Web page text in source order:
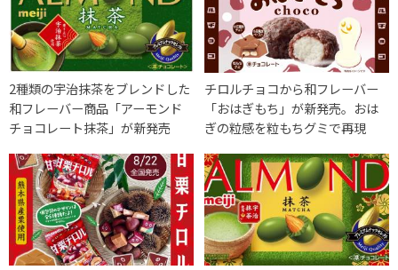
2種類の宇治抹茶をブレンドした
和フレーバー商品「アーモンド
チョコレート抹茶」が新発売
チロルチョコから和フレーバー
「おはぎもち」が新発売。おは
ぎの粒感を粒もちグミで再現